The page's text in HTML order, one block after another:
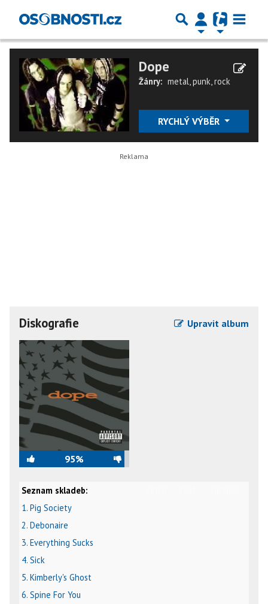
Dope
Žánry: metal,punk,rock
RYCHLÝ VÝBĚR
Diskografie Upravit album
95%
Seznam skladeb:
1. Pig Society
2. Debonaire
3. Everything Sucks
4. Sick
5. Kimberly's Ghost
6. Spine For You